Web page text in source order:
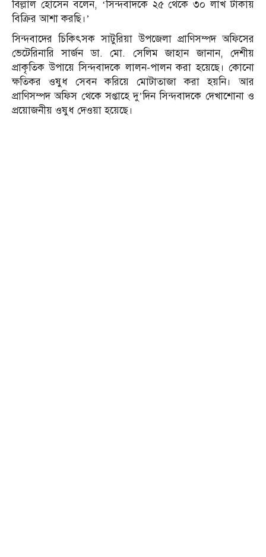
বিল্লাল হোসেন বলেন, ‘সিন্দবাদকে ২৫ থেকে ৩০ লাখ টাকায়
বিক্রির আশা করছি।’
সিন্দবাদের চিকিৎসক সাটুরিয়া উপজেলা প্রাণিসম্পদ অফিসের
ভেটেরিনারি সার্জন ডা. মো. সেলিম জাহান জানান, দেশীয়
প্রাকৃতিক উপায়ে সিন্দবাদকে লালন-পালন করা হয়েছে। কোনো
ক্ষতিকর ওষুধ সেবন করিয়ে মোটাতাজা করা হয়নি। আর
প্রাণিসম্পদ অফিস থেকে সপ্তাহে দু’দিন সিন্দবাদকে দেখাশোনা ও
প্রয়োজনীয় ওষুধ দেওয়া হয়েছে।